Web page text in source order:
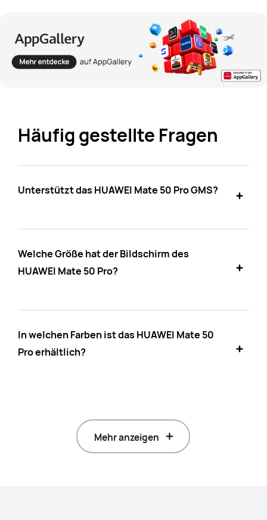
Häufig gestellte Fragen
Unterstützt das HUAWEI Mate 50 Pro GMS?
Welche Größe hat der Bildschirm des
HUAWEI Mate 50 Pro?
In welchen Farben ist das HUAWEI Mate 50
Pro erhältlich?
Mehr anzeigen